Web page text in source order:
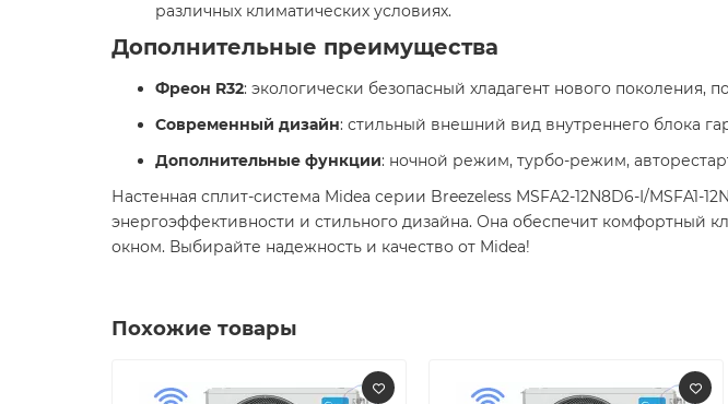
различных климатических условиях. ​
Дополнительные преимущества
Фреон R32: экологически безопасный хладагент нового
Современный дизайн: стильный внешний вид внутреннего блока
Дополнительные функции: ночной режим, турбо-режим,
Настенная сплит-система Midea серии Breezeless MSFA2-12N8D6-I/MSFA1-
энергоэффективности и стильного дизайна. Она обеспечит комфортный
окном. Выбирайте надежность и качество от Midea! ​
Похожие товары